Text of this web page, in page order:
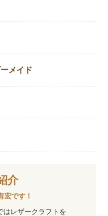
メイド
介
宏です！
はレザークラフトを